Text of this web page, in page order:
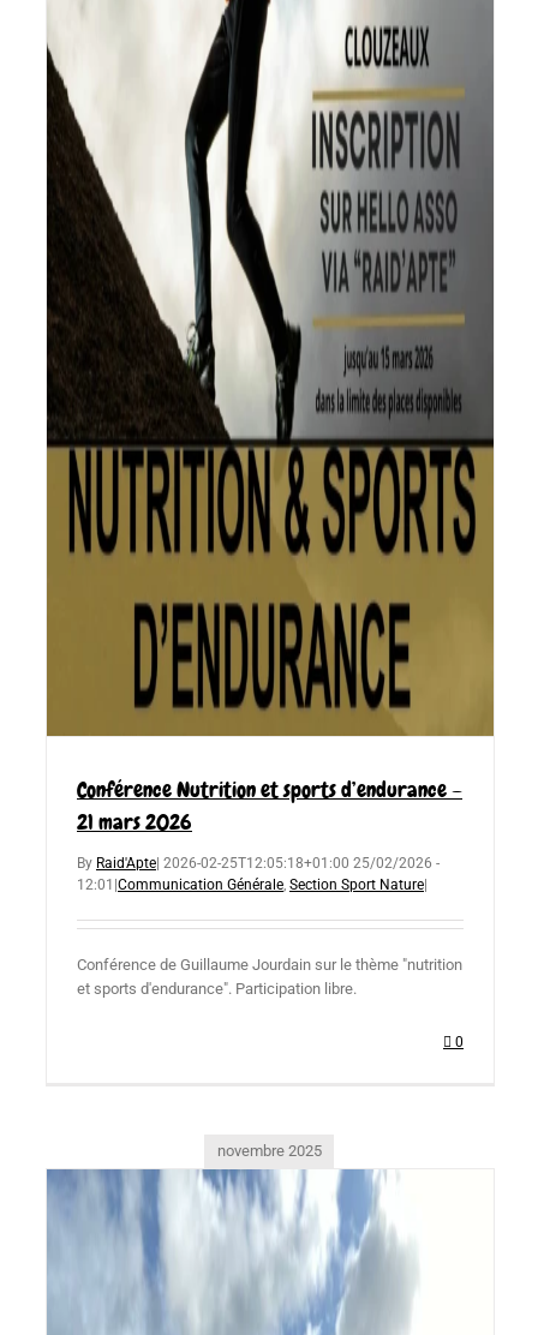
Conférence Nutrition et sports d’endurance –
21 mars 2026
By Raid'Apte 2026-02-25T12:05:18+01:00 25/02/2026 -
12:01 Communication Générale, Section Sport Nature
Conférence de Guillaume Jourdain sur le thème "nutrition
et sports d'endurance". Participation libre.
0
novembre 2025